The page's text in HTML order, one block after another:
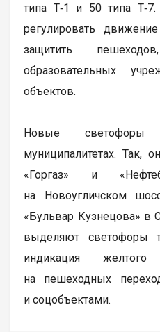
типа Т‑1 и 50 типа
регулировать
защитить
образовательных
объектов.
Новые
муниципалитетах. Так,
«Горгаз» и
на Новоугличском
«Бульвар Кузнецова» в
выделяют светофоры
индикация
на пешеходных
и соцобъектами.